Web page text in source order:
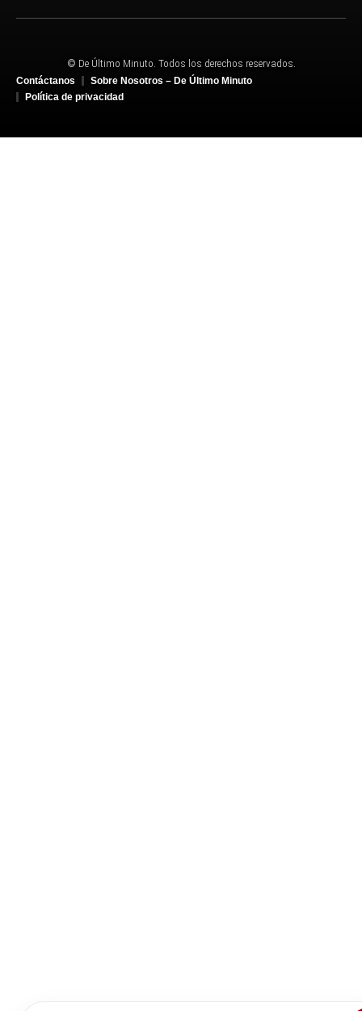
© De Último Minuto. Todos los derechos reservados.
Contáctanos
Sobre Nosotros – De Último Minuto
Política de privacidad